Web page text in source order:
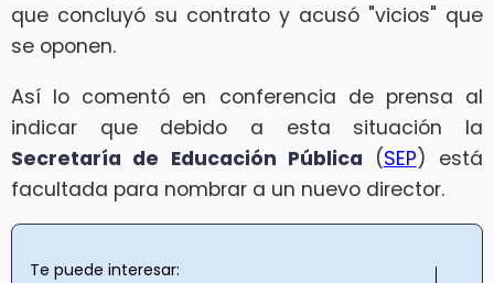
que concluyó su contrato y acusó "vicios" que
se oponen.
Así lo comentó en conferencia de prensa al
indicar que debido a esta situación la
Secretaría de Educación Pública (SEP) está
facultada para nombrar a un nuevo director.
Te puede interesar: